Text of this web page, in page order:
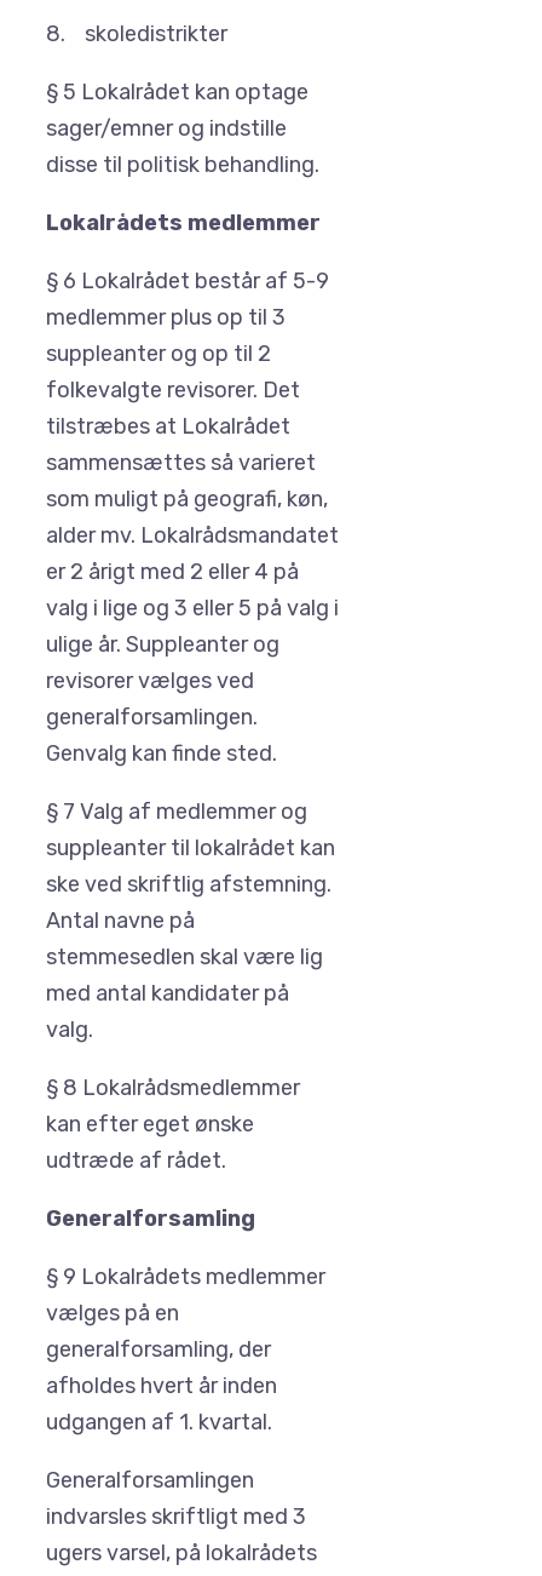
8. skoledistrikter
§ 5 Lokalrådet kan optage
sager/emner og indstille
disse til politisk behandling.
Lokalrådets medlemmer
§ 6 Lokalrådet består af 5-9
medlemmer plus op til 3
suppleanter og op til 2
folkevalgte revisorer. Det
tilstræbes at Lokalrådet
sammensættes så varieret
som muligt på geografi, køn,
alder mv. Lokalrådsmandatet
er 2 årigt med 2 eller 4 på
valg i lige og 3 eller 5 på valg i
ulige år. Suppleanter og
revisorer vælges ved
generalforsamlingen.
Genvalg kan finde sted.
§ 7 Valg af medlemmer og
suppleanter til lokalrådet kan
ske ved skriftlig afstemning.
Antal navne på
stemmesedlen skal være lig
med antal kandidater på
valg.
§ 8 Lokalrådsmedlemmer
kan efter eget ønske
udtræde af rådet.
Generalforsamling
§ 9 Lokalrådets medlemmer
vælges på en
generalforsamling, der
afholdes hvert år inden
udgangen af 1. kvartal.
Generalforsamlingen
indvarsles skriftligt med 3
ugers varsel, på lokalrådets